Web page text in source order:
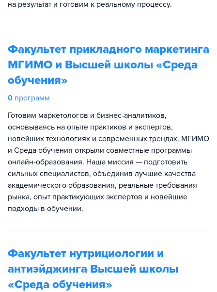
на результат и готовим к реальному процессу.
Факультет прикладного маркетинга
МГИМО и Высшей школы «Среда
обучения»
0 программ
Готовим маркетологов и бизнес-аналитиков,
основываясь на опыте практиков и экспертов,
новейших технологиях и современных трендах. МГИМО
и Среда обучения открыли совместные программы
онлайн-образования. Наша миссия — подготовить
сильных специалистов, объединив лучшие качества
академического образования, реальные требования
рынка, опыт практикующих экспертов и новейшие
подходы в обучении.
Факультет нутрициологии и
антиэйджинга Высшей школы
«Среда обучения»